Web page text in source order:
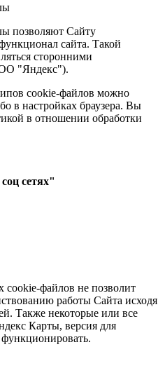
позволяют Сайту
сайта. Такой
сторонними
"Яндекс").
cookie-файлов можно
в настройках браузера. Вы
в отношении обработки
сетях"
файлов не позволит
работы Сайта исходя
Также некоторые или все
Карты, версия для